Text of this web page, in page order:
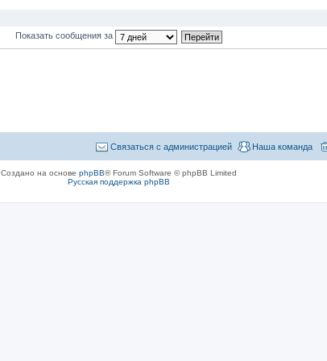
Показать сообщения за
Наша команда
Связаться с администрацией
Создано на основе phpBB® Forum Software © phpBB Limited
Русская поддержка phpBB